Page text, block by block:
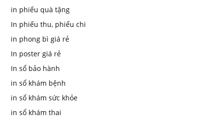
in phiếu quà tặng
In phiếu thu, phiếu chi
in phong bì giá rẻ
In poster giá rẻ
In sổ bảo hành
in sổ khám bệnh
in sổ khám sức khỏe
in sổ khám thai